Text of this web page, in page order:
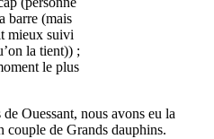
barre (mais
mieux suivi
la tient)) ;
le plus
Ouessant, nous avons eu la
couple de Grands dauphins.